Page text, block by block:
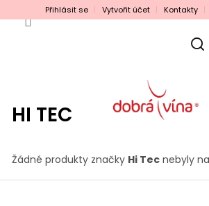
na
Přihlásit se Vytvořit účet Kontakty
HI TEC
Žádné produkty značky Hi Tec nebyly
Z